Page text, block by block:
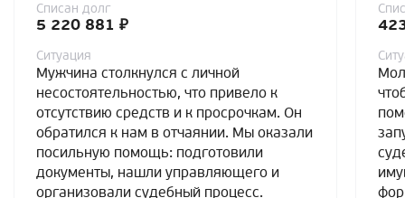
Списан долг
5 220 881 ₽
Ситуация
Мужчина столкнулся с личной
несостоятельностью, что привело к
отсутствию средств и к просрочкам. Он
обратился к нам в отчаянии. Мы оказали
посильную помощь: подготовили
документы, нашли управляющего и
организовали судебный процесс.